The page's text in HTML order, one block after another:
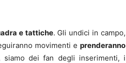
e tattiche. Gli undici in campo,
movimenti eprenderanno
siamo dei fan degli inserimenti, i